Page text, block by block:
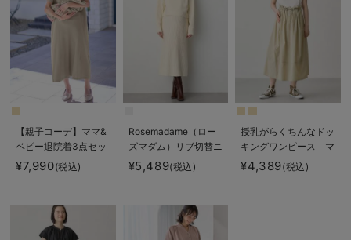
【親子コーデ】ママ&
ベビー退院着3点セッ
ト 出産準備 ギフ
ト マタニティ・産後
¥7,990(税込)
Rosemadame（ロー
ズマダム）リブ切替ニ
ットワンピ マタニテ
ィ・授乳服【産後まで
¥5,489(税込)
授乳がらくちんなドッ
キングワンピース マ
タニティ・授乳服【出
産後も長く使える】
¥4,389(税込)